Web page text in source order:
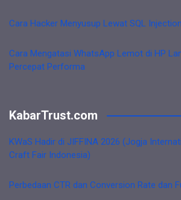
Cara Hacker Menyusup Lewat SQL
Cara Mengatasi WhatsApp Lemot di HP
Percepat Performa
KabarTrust.com
KWaS Hadir di JIFFINA 2026 (Jogja
Craft Fair Indonesia)
Perbedaan CTR dan Conversion Rate dan